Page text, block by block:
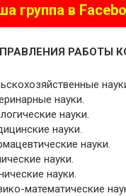
группа в
РАБОТЫ
науки.
науки.
науки.
науки.
науки.
науки.
математические